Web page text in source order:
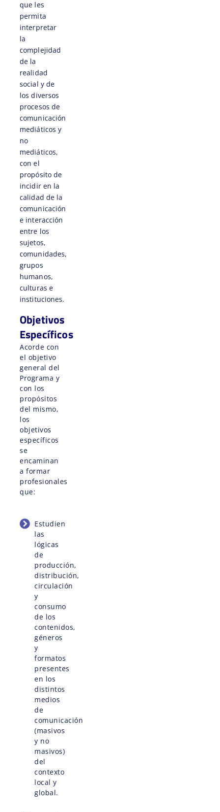
que les
permita
interpretar
la
complejidad
de la
realidad
social y de
los diversos
procesos de
comunicación
mediáticos y
no
mediáticos,
con el
propósito de
incidir en la
calidad de la
comunicación
e interacción
entre los
sujetos,
comunidades,
grupos
humanos,
culturas e
instituciones.
Objetivos
Específicos
Acorde con
el objetivo
general del
Programa y
con los
propósitos
del mismo,
los
objetivos
específicos
se
encaminan
a formar
profesionales
que:
Estudien
las
lógicas
de
producción,
distribución,
circulación
y
consumo
de los
contenidos,
géneros
y
formatos
presentes
en los
distintos
medios
de
comunicación
(masivos
y no
masivos)
del
contexto
local y
global.